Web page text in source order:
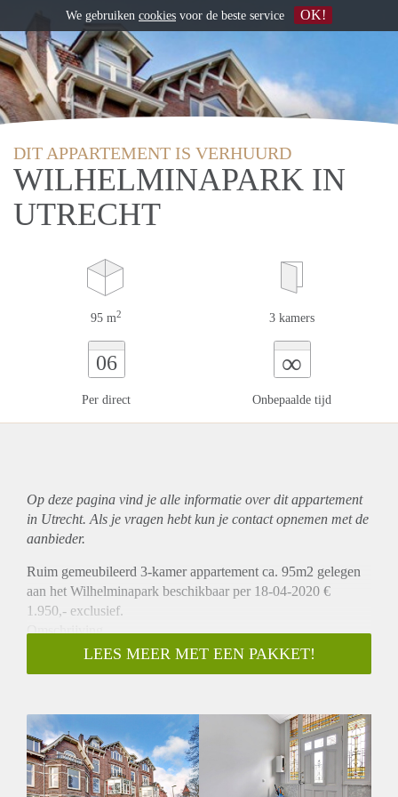
DIT APPARTEMENT IS VERHUURD
WILHELMINAPARK IN
UTRECHT
95 m2 3 kamers
06
Per direct
∞
Onbepaalde tijd
Op deze pagina vind je alle informatie over ditappartement
in Utrecht. Als je vragen hebt kun je contact opnemen met de
aanbieder.
Ruim gemeubileerd 3-kamer appartement ca. 95m2 gelegen
aan het Wilhelminapark beschikbaar per 18-04-2020 €
1.950,- exclusief.
Omschrijving
Uitzonderlijk mooi appartement! Op een fantastische locatie
in een karakteristiek herenhuis aan het Wilhelminapark is
woonkamer en suite, met aan de voor- en achterzijde zonnige
balkons met fraai uitzicht. Er is een open keuken welke is v.v.
diverse inbouwapparatuur. Aan de voorzijde bevindt zich de
slaapkamer met vaste kast. De badkamer is voorzien van en
LEES MEER MET EEN PAKKET!
We gebruiken cookies voor de beste service OK!